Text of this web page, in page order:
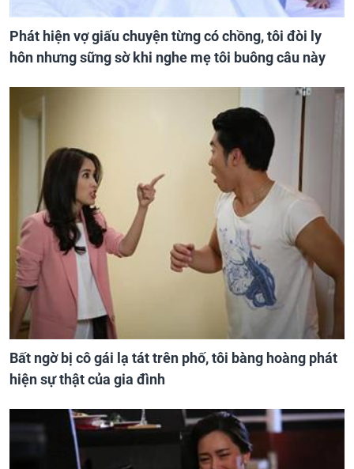
Phát hiện vợ giấu chuyện từng có chồng, tôi đòi ly
hôn nhưng sững sờ khi nghe mẹ tôi buông câu này
Bất ngờ bị cô gái lạ tát trên phố, tôi bàng hoàng phát
hiện sự thật của gia đình